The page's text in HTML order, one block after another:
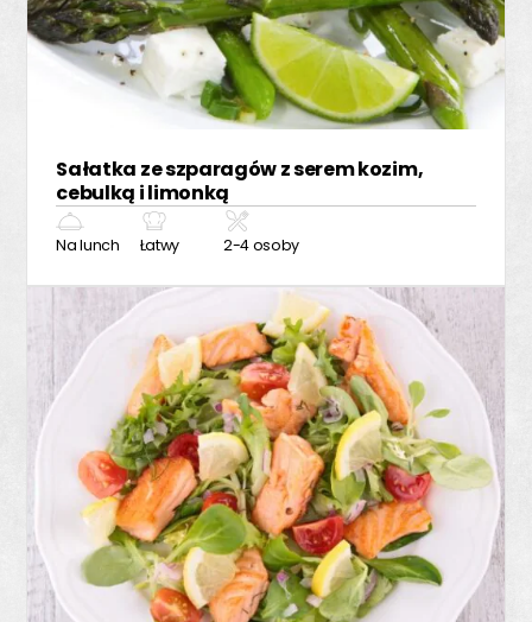
Sałatka ze szparagów z serem kozim,
cebulką i limonką
Na lunch Łatwy 2-4 osoby